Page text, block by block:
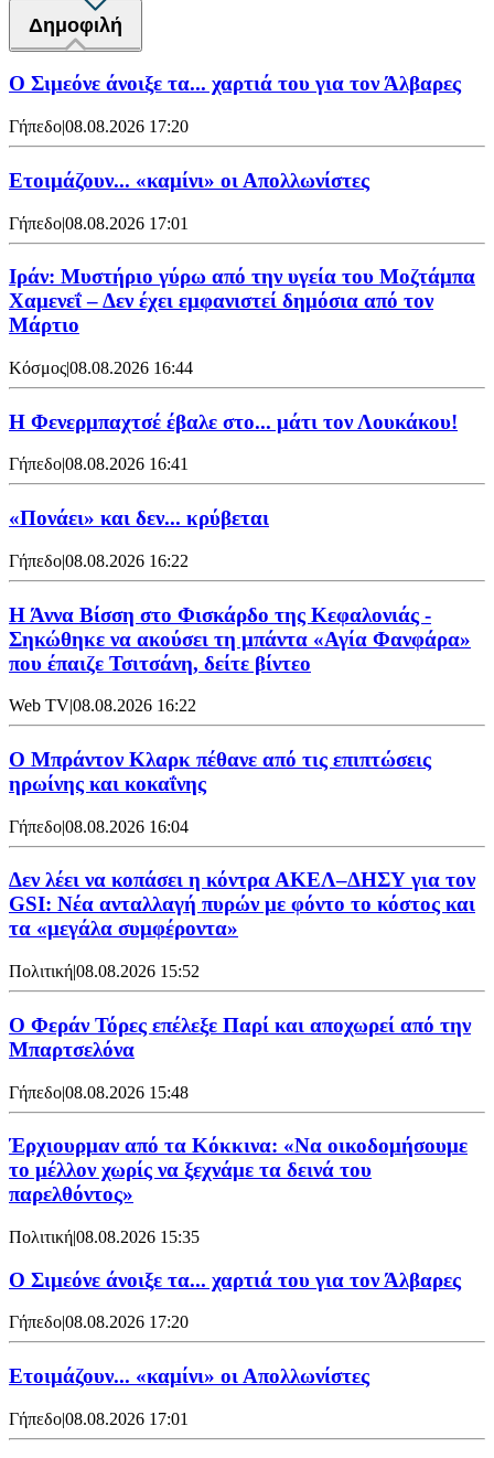
Δημοφιλή
Ο Σιμεόνε άνοιξε τα... χαρτιά του για τον Άλβαρες
Γήπεδο|08.08.2026 17:20
Ετοιμάζουν... «καμίνι» οι Απολλωνίστες
Γήπεδο|08.08.2026 17:01
Ιράν: Μυστήριο γύρω από την υγεία του Μοζτάμπα
Χαμενεΐ – Δεν έχει εμφανιστεί δημόσια από τον
Μάρτιο
Κόσμος|08.08.2026 16:44
Η Φενερμπαχτσέ έβαλε στο... μάτι τον Λουκάκου!
Γήπεδο|08.08.2026 16:41
«Πονάει» και δεν... κρύβεται
Γήπεδο|08.08.2026 16:22
Η Άννα Βίσση στο Φισκάρδο της Κεφαλονιάς -
Σηκώθηκε να ακούσει τη μπάντα «Αγία Φανφάρα»
που έπαιζε Τσιτσάνη, δείτε βίντεο
Web TV|08.08.2026 16:22
Ο Μπράντον Κλαρκ πέθανε από τις επιπτώσεις
ηρωίνης και κοκαΐνης
Γήπεδο|08.08.2026 16:04
Δεν λέει να κοπάσει η κόντρα ΑΚΕΛ–ΔΗΣΥ για τον
GSI: Νέα ανταλλαγή πυρών με φόντο το κόστος και
τα «μεγάλα συμφέροντα»
Πολιτική|08.08.2026 15:52
Ο Φεράν Τόρες επέλεξε Παρί και αποχωρεί από την
Μπαρτσελόνα
Γήπεδο|08.08.2026 15:48
Έρχιουρμαν από τα Κόκκινα: «Να οικοδομήσουμε
το μέλλον χωρίς να ξεχνάμε τα δεινά του
παρελθόντος»
Πολιτική|08.08.2026 15:35
Ο Σιμεόνε άνοιξε τα... χαρτιά του για τον Άλβαρες
Γήπεδο|08.08.2026 17:20
Ετοιμάζουν... «καμίνι» οι Απολλωνίστες
Γήπεδο|08.08.2026 17:01